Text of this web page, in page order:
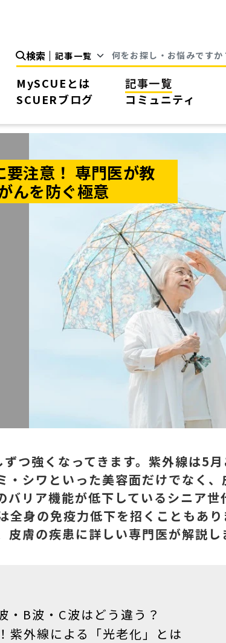
検索
MySCUEとは 記事一覧
SCUERブログ
コミュニティ
注意！ 専門医が教
んを防ぐ極意
つ強くなってきます。紫外線は5
・シワといった美容面だけでなく
バリア機能が低下しているシニア
全身の免疫力低下を招くこともあ
膚の疾患に詳しい専門医が解説し
・B波・C波はどう違う？
紫外線による「光老化」とは